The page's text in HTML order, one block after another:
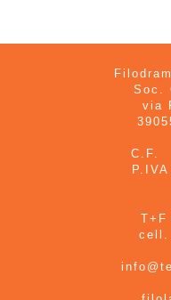
Soc.
via
C.F.
T+F
cell.